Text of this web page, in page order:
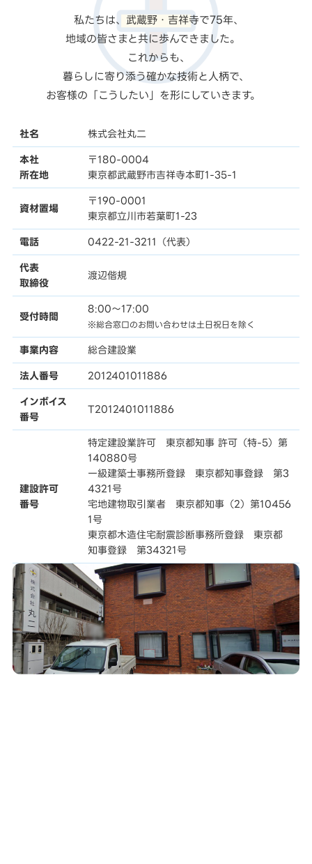
私たちは、武蔵野・吉祥寺で75年、
地域の皆さまと共に歩んできました。
これからも、
暮らしに寄り添う確かな技術と人柄で、
お客様の「こうしたい」を形にしていきます。
社名 株式会社丸二
本社
所在地
〒180-0004
東京都武蔵野市吉祥寺本町1-35-1
資材置場
〒190-0001
東京都立川市若葉町1-23
電話 0422-21-3211（代表）
代表
取締役
渡辺偕規
受付時間
8:00〜17:00
※総合窓口のお問い合わせは土日祝日を除く
事業内容 総合建設業
法人番号 2012401011886
インボイス
番号
T2012401011886
建設許可
番号
特定建設業許可 東京都知事 許可（特-5）第
140880号
一級建築士事務所登録 東京都知事登録 第3
4321号
宅地建物取引業者 東京都知事（2）第10456
1号
東京都木造住宅耐震診断事務所登録 東京都
知事登録 第34321号